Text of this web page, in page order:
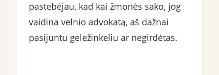
pastebėjau, kad kai žmonės sako, jog
vaidina velnio advokatą, aš dažnai
pasijuntu geležinkeliu ar negirdėtas.